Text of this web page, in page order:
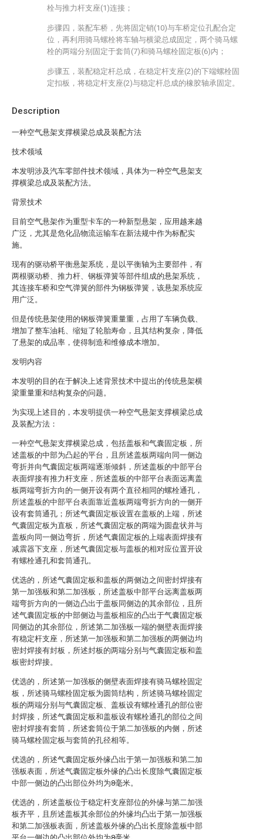
Description
一种空气悬架支撑横梁总成及装配方法
技术领域
本发明涉及汽车零部件技术领域，具体为一种空气悬架支
撑横梁总成及装配方法。
背景技术
目前空气悬架作为重型卡车的一种新型悬架，应用越来越
广泛，尤其是危化品物流运输车在新法规中作为标配实
施。
现有的驱动桥平衡悬架系统，是以平衡轴为主要部件，有
两根驱动桥、推力杆、钢板弹簧等部件组成的悬架系统，
其连接车桥和空气弹簧的部件为钢板弹簧，该悬架系统应
用广泛。
但是传统悬架使用的钢板弹簧重量重，占用了车辆负载、
增加了整车油耗、缩短了轮胎寿命，且其结构复杂，降低
了悬架的成品率，使得制造和维修成本增加。
发明内容
本发明的目的在于解决上述背景技术中提出的传统悬架横
梁重量重和结构复杂的问题。
为实现上述目的，本发明提供一种空气悬架支撑横梁总成
及装配方法：
一种空气悬架支撑横梁总成，包括盖板和气囊固定板，所
述盖板的中部为凸起的平台，且所述盖板两端向同一侧边
弯折并向气囊固定板两端逐渐倾斜，所述盖板的中部平台
表面焊接有推力杆支座，所述盖板的中部平台表面远离盖
板两端弯折方向的一侧开设有两个直径相同的螺栓通孔，
所述盖板的中部平台表面靠近盖板两端弯折方向的一侧开
设有套筒通孔；所述气囊固定板设置在盖板的上端，所述
气囊固定板为直板，所述气囊固定板的两端为圆盘状并与
盖板向同一侧边弯折，所述气囊固定板的上端表面焊接有
减震器下支座，所述气囊固定板与盖板的相对应位置开设
有螺栓通孔和套筒通孔。
优选的，所述气囊固定板和盖板的两侧边之间密封焊接有
第一加强板和第二加强板，所述盖板中部平台远离盖板两
端弯折方向的一侧边凸出于盖板同侧边的其余部位，且所
述气囊固定板的中部侧边与盖板相应的凸出于气囊固定板
同侧边的其余部位，所述第二加强板一端的侧壁表面焊接
有稳定杆支座，所述第一加强板和第二加强板的两侧边均
密封焊接有封板，所述封板的两端分别与气囊固定板和盖
板密封焊接。
优选的，所述第一加强板的侧壁表面焊接有骑马螺栓固定
板，所述骑马螺栓固定板为圆筒结构，所述骑马螺栓固定
板的两端分别与气囊固定板、盖板设有螺栓通孔的部位密
封焊接，所述气囊固定板和盖板设有螺栓通孔的部位之间
密封焊接有套筒，所述套筒位于第二加强板的内侧，所述
骑马螺栓固定板与套筒的孔径相等。
优选的，所述气囊固定板外缘凸出于第一加强板和第二加
强板表面，所述气囊固定板外缘的凸出长度除气囊固定板
中部一侧边的凸出部位外均为8毫米。
优选的，所述盖板位于稳定杆支座部位的外缘与第二加强
板齐平，且所述盖板其余部位的外缘均凸出于第一加强板
和第二加强板表面，所述盖板外缘的凸出长度除盖板中部
栓与推力杆支座(1)连接；
步骤四，装配车桥，先将固定销(10)与车桥定位孔配合定
位，再利用骑马螺栓将车轴与横梁总成固定，两个骑马螺
栓的两端分别固定于套筒(7)和骑马螺栓固定板(6)内；
步骤五，装配稳定杆总成，在稳定杆支座(2)的下端螺栓固
定扣板，将稳定杆支座(2)与稳定杆总成的橡胶轴承固定。